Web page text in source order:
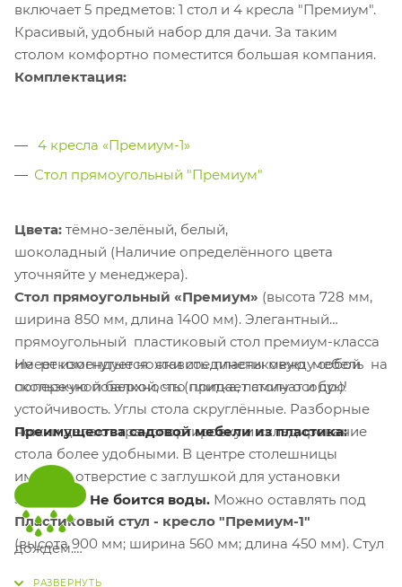
включает 5 предметов: 1 стол и 4 кресла "Премиум".
Красивый, удобный набор для дачи. За таким
столом комфортно поместится большая компания.
Комплектация:
4 кресла «Премиум-1»
Стол прямоугольный "Премиум"
Цвета: тёмно-зелёный, белый,
шоколадный (Наличие определённого цвета
уточняйте у менеджера).
Стол прямоугольный «Премиум» (высота 728 мм,
ширина 850 мм, длина 1400 мм). Элегантный
прямоугольный пластиковый стол премиум-класса
имеет изогнутые ножки соединены между собой
поперечной балкой, что придает столу особую
устойчивость. Углы стола скруглённые. Разборные
ножки делают транспортировку и складирование
стола более удобными. В центре столешницы
имеется отверстие с заглушкой для установки
зонта.
Пластиковый стул - кресло "Премиум-1"
(высота 900 мм; ширина 560 мм; длина 450 мм). Стул
Не рекомендуется ставить пластиковую мебель на
скользкую поверхность (плитка, ламинат и др.)!
Преимущества садовой мебели из пластика:
Не боится воды. Можно оставлять под
дождем.